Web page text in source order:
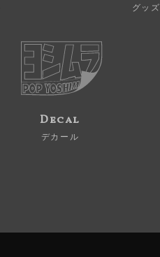
グッズ
Decal
デカール